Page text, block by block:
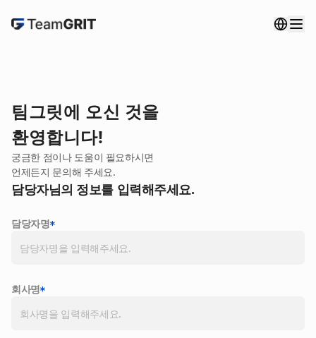
팀그릿에 오신 것을
환영합니다!
궁금한 점이나 도움이 필요하시면
언제든지 문의해 주세요.
담당자님의 정보를 입력해주세요.
담당자명
회사명